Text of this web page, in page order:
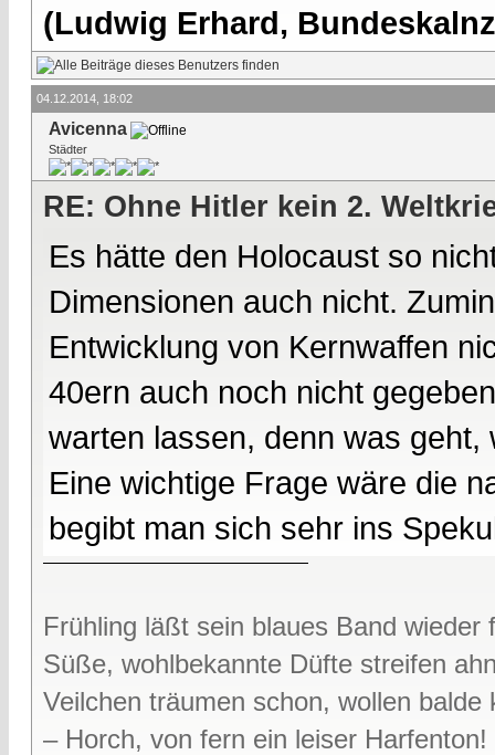
(Ludwig Erhard,
04.12.2014, 18:02
Avicenna
Städter
RE: Ohne Hitler kein 2.
Es hätte den Holocaust so
Dimensionen auch nicht.
Entwicklung von Kernwaffen
40ern auch noch nicht
warten lassen, denn was
Eine wichtige Frage wäre die
begibt man sich sehr ins
Frühling läßt sein blaues Band wieder
Süße, wohlbekannte Düfte streifen
Veilchen träumen schon, wollen balde
– Horch, von fern ein leiser Harfenton!